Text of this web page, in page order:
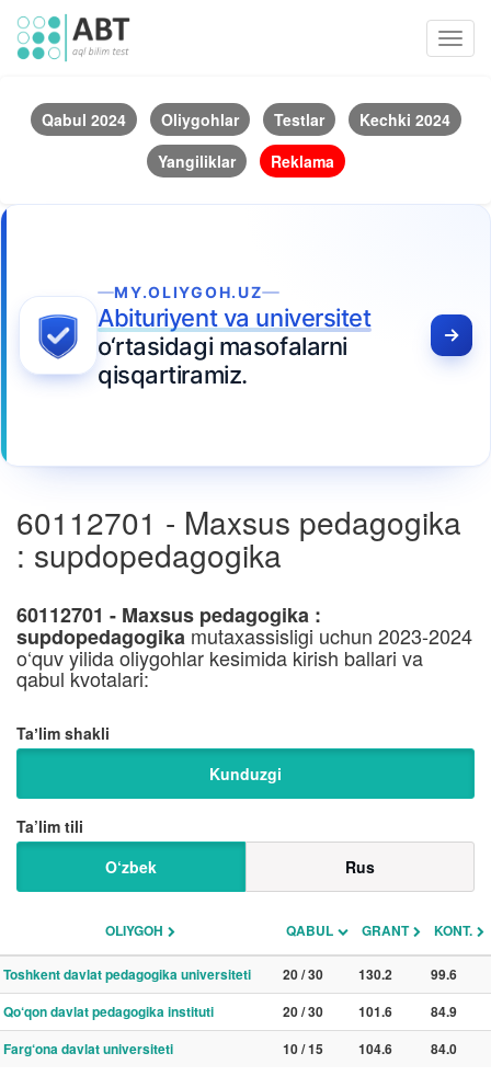
Qabul 2024 Oliygohlar Testlar
Kechki 2024
Yangiliklar
Reklama
MY.OLIYGOH.UZ
Abituriyent va universitet
o‘rtasidagi masofalarni
qisqartiramiz.
60112701 - Maxsus pedagogika
: supdopedagogika
60112701 - Maxsus pedagogika :
supdopedagogika mutaxassisligi uchun 2023-2024
o‘quv yilida oliygohlar kesimida kirish ballari va
qabul kvotalari:
Taʼlim shakli
Kunduzgi
Ta’lim tili
O‘zbek
Rus
OLIYGOH QABUL GRANT KONT.
Toshkent davlat pedagogika universiteti 20 / 30 130.2
99.6
Qo‘qon davlat pedagogika instituti
20 / 30 101.6
84.9
Farg‘ona davlat universiteti
10 / 15 104.6 84.0